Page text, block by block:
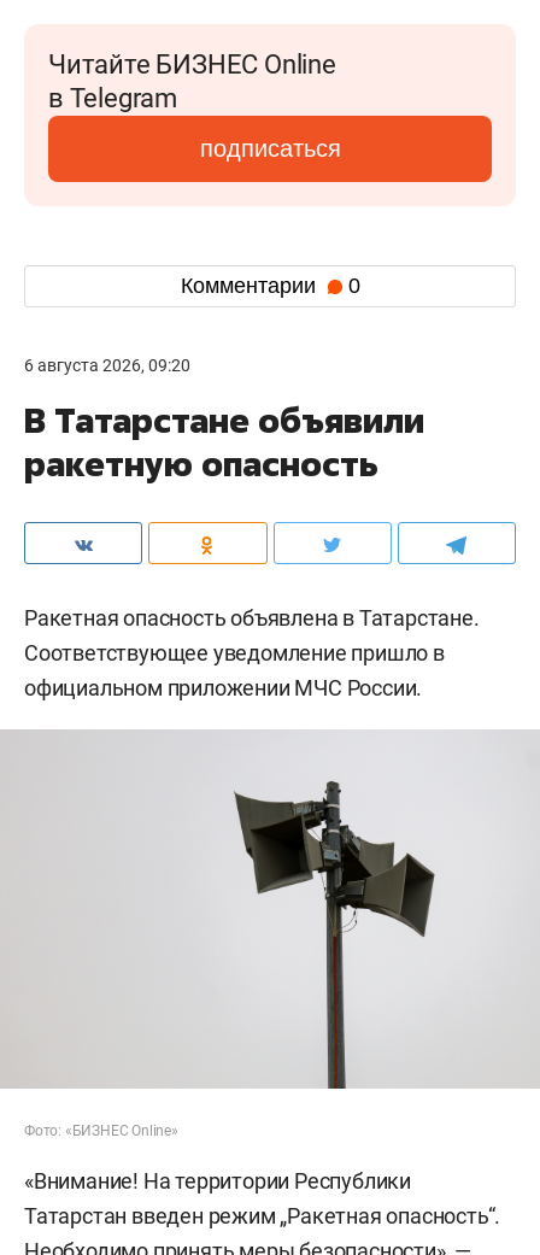
Читайте БИЗНЕС Online
в Telegram
подписаться
Комментарии 0
6 августа 2026, 09:20
В Татарстане объявили
ракетную опасность
Ракетная опасность объявлена в Татарстане.
Соответствующее уведомление пришло в
официальном приложении МЧС России.
Фото: «БИЗНЕС Online»
«Внимание! На территории Республики
Татарстан введен режим „Ракетная опасность“.